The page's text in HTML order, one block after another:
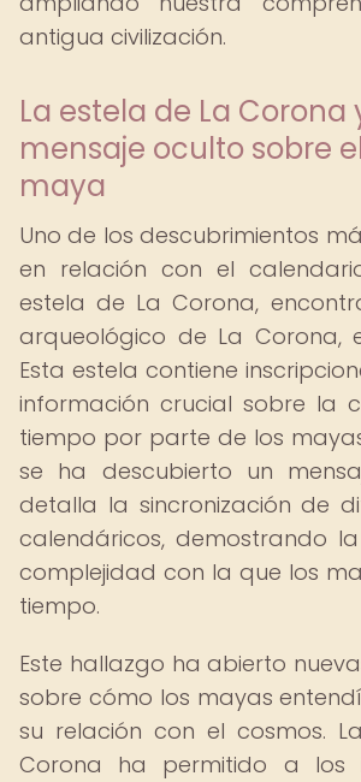
antigua civilización.
La estela de La Corona
mensaje oculto sobre
maya
Uno de los descubrimientos
en relación con el
estela de La Corona,
arqueológico de La Corona,
Esta estela contiene
información crucial sobre la
tiempo por parte de los
se ha descubierto un
detalla la sincronización de
calendáricos, demostrando
complejidad con la que los
tiempo.
Este hallazgo ha abierto
sobre cómo los mayas
su relación con el cosmos.
Corona ha permitido a los